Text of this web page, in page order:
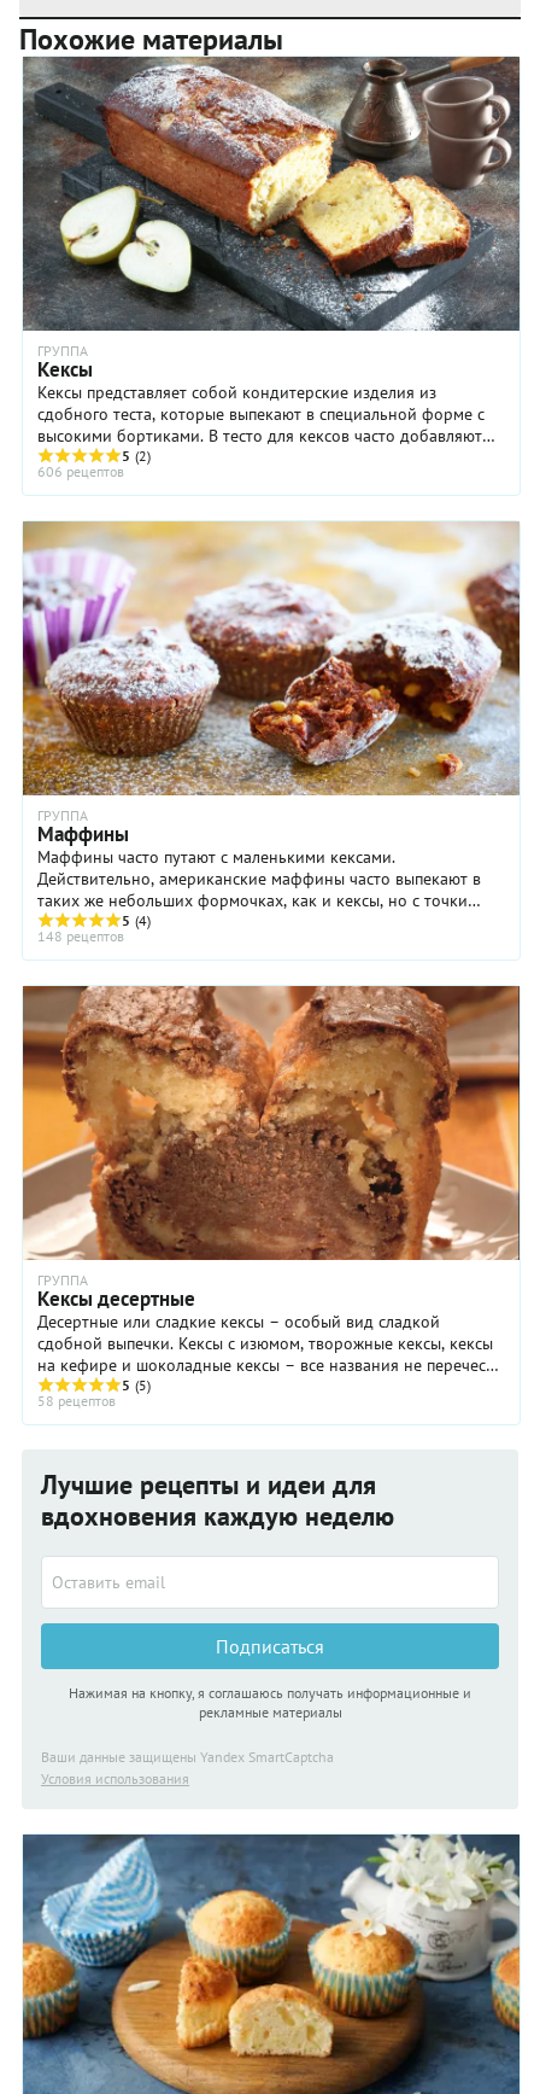
Похожие материалы
ГРУППА
Кексы
Кексы представляет собой кондитерские изделия из
сдобного теста, которые выпекают в специальной форме с
высокими бортиками. В тесто для кексов часто добавляют
5 (2)
606 рецептов
ГРУППА
Маффины
Маффины часто путают с маленькими кексами.
Действительно, американские маффины часто выпекают в
таких же небольших формочках, как и кексы, но с точки
зрения продуктов и технологии это совершенно ...
5 (4)
148 рецептов
ГРУППА
Кексы десертные
Десертные или сладкие кексы – особый вид сладкой
сдобной выпечки. Кексы с изюмом, творожные кексы, кексы
на кефире и шоколадные кексы – все названия не перечесть.
Но при всем многообразии рецептов, в ...
5 (5)
58 рецептов
Лучшие рецепты и идеи для
вдохновения каждую неделю
Подписаться
Нажимая на кнопку, я соглашаюсь получать информационные и
рекламные материалы
Ваши данные защищены Yandex SmartCaptcha
Условия использования